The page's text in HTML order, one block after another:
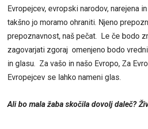
Evropejcev, evropski narodov, narejena
takšno jo moramo ohraniti. Njeno
prepoznavnost, naš pečat. Le če bodo
zagovarjati zgoraj omenjeno bodo
in glasu. Za vašo in našo Evropo, Za
Evropejcev se lahko nameni glas.
Ali bo mala žaba skočila dovolj daleč?